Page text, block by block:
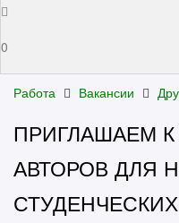
0
Работа Вакансии
ПРИГЛАШАЕМ
АВТОРОВ ДЛЯ